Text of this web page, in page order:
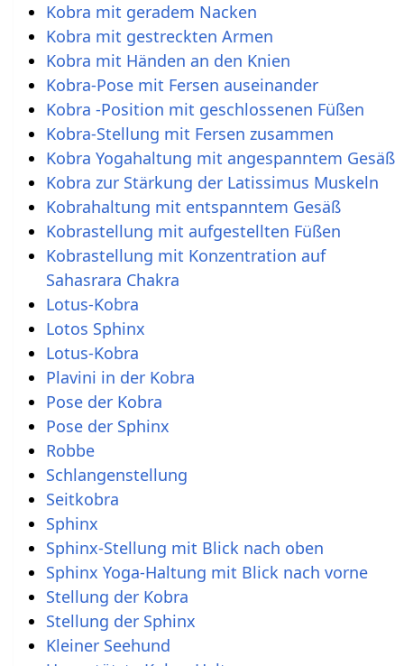
Kobra mit geradem Nacken
Kobra mit gestreckten Armen
Kobra mit Händen an den Knien
Kobra-Pose mit Fersen auseinander
Kobra -Position mit geschlossenen Füßen
Kobra-Stellung mit Fersen zusammen
Kobra Yogahaltung mit angespanntem Gesäß
Kobra zur Stärkung der Latissimus Muskeln
Kobrahaltung mit entspanntem Gesäß
Kobrastellung mit aufgestellten Füßen
Kobrastellung mit Konzentration auf
Sahasrara Chakra
Lotus-Kobra
Lotos Sphinx
Lotus-Kobra
Plavini in der Kobra
Pose der Kobra
Pose der Sphinx
Robbe
Schlangenstellung
Seitkobra
Sphinx
Sphinx-Stellung mit Blick nach oben
Sphinx Yoga-Haltung mit Blick nach vorne
Stellung der Kobra
Stellung der Sphinx
Kleiner Seehund